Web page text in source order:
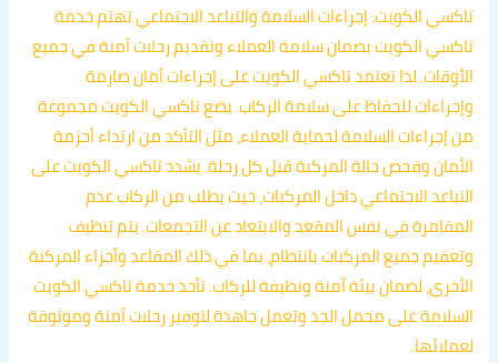
تاكسي الكويت: إجراءات السلامة والتباعد الاجتماعي تهتم خدمة
تاكسي الكويت بضمان سلامة العملاء وتقديم رحلات آمنة في جميع
الأوقات. لذا تعتمد تاكسي الكويت على إجراءات أمان صارمة
وإجراءات للحفاظ على سلامة الركاب. يضع تاكسي الكويت مجموعة
من إجراءات السلامة لحماية العملاء، مثل التأكد من ارتداء أحزمة
الأمان وفحص حالة المركبة قبل كل رحلة. يشدد تاكسي الكويت على
التباعد الاجتماعي داخل المركبات، حيث يطلب من الركاب عدم
المقامرة في نفس المقعد والابتعاد عن التجمعات. يتم تنظيف
وتعقيم جميع المركبات بانتظام، بما في ذلك المقاعد وأجزاء المركبة
الأخرى، لضمان بيئة آمنة ونظيفة للركاب. تأخذ خدمة تاكسي الكويت
السلامة على محمل الجد وتعمل جاهدة لتوفير رحلات آمنة وموثوقة
لعملائها.